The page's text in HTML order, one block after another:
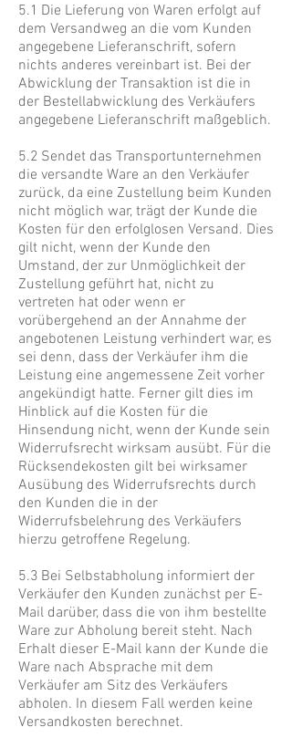
5.1 Die Lieferung von Waren erfolgt auf
dem Versandweg an die vom Kunden
angegebene Lieferanschrift, sofern
nichts anderes vereinbart ist. Bei der
Abwicklung der Transaktion ist die in
der Bestellabwicklung des Verkäufers
angegebene Lieferanschrift maßgeblich.
5.2 Sendet das Transportunternehmen
die versandte Ware an den Verkäufer
zurück, da eine Zustellung beim Kunden
nicht möglich war, trägt der Kunde die
Kosten für den erfolglosen Versand. Dies
gilt nicht, wenn der Kunde den
Umstand, der zur Unmöglichkeit der
Zustellung geführt hat, nicht zu
vertreten hat oder wenn er
vorübergehend an der Annahme der
angebotenen Leistung verhindert war, es
sei denn, dass der Verkäufer ihm die
Leistung eine angemessene Zeit vorher
angekündigt hatte. Ferner gilt dies im
Hinblick auf die Kosten für die
Hinsendung nicht, wenn der Kunde sein
Widerrufsrecht wirksam ausübt. Für die
Rücksendekosten gilt bei wirksamer
Ausübung des Widerrufsrechts durch
den Kunden die in der
Widerrufsbelehrung des Verkäufers
hierzu getroffene Regelung.
5.3 Bei Selbstabholung informiert der
Verkäufer den Kunden zunächst per E-
Mail darüber, dass die von ihm bestellte
Ware zur Abholung bereit steht. Nach
Erhalt dieser E-Mail kann der Kunde die
Ware nach Absprache mit dem
Verkäufer am Sitz des Verkäufers
abholen. In diesem Fall werden keine
Versandkosten berechnet.